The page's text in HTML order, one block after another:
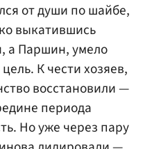
от души по шайбе,
выкатившись
а Паршин, умело
К чести хозяев,
восстановили —
периода
Но уже через пару